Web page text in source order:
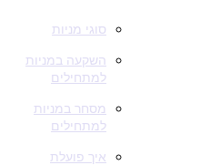
סוגי מניות
השקעה במניות
למתחילים
מסחר במניות
למתחילים
איך פועלת